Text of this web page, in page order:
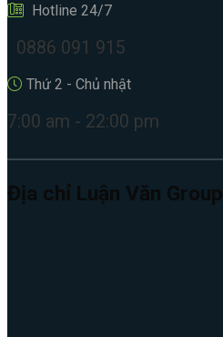
Hotline 24/7
0886 091 915
Thứ 2 - Chủ nhật
7:00 am - 22:00 pm
Địa chỉ Luận Văn Group